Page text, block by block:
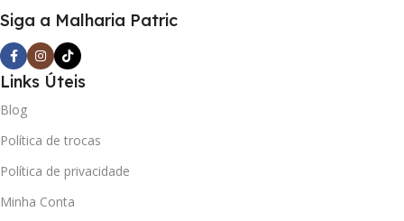
Siga a Malharia Patric
Links Úteis
Blog
Política de trocas
Política de privacidade
Minha Conta